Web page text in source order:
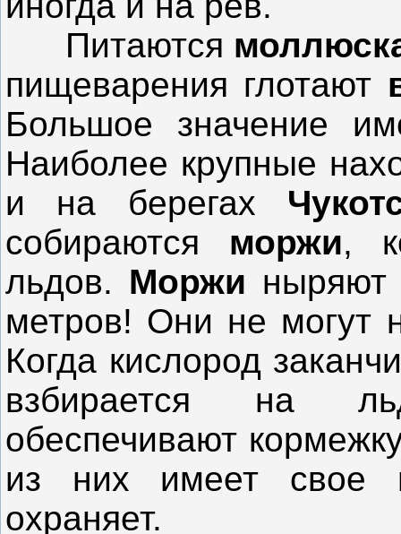
Питаются
пищеварения глотают
Большое значение
Наиболее крупные
и на берегах
собираются моржи,
льдов. Моржи ныряют
метров! Они не могут
Когда кислород
взбирается на
обеспечивают
из них имеет свое
охраняет.